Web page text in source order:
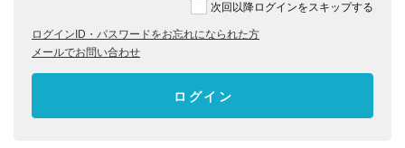
次回以降ログインをスキップする
ログインID・パスワードをお忘れになられた方
メールでお問い合わせ